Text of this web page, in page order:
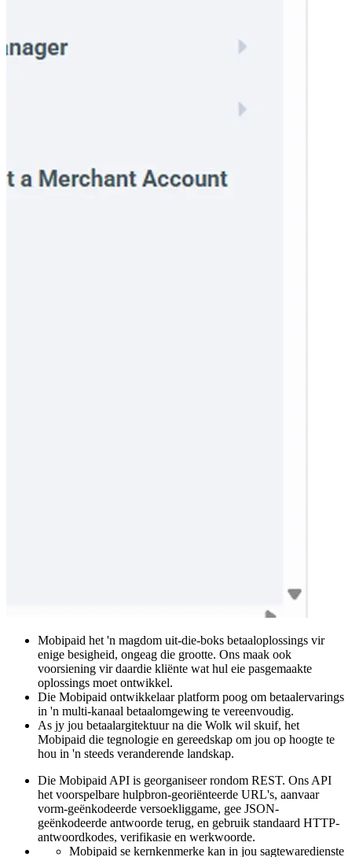
Mobipaid het 'n magdom uit-die-boks betaaloplossings vir
enige besigheid, ongeag die grootte. Ons maak ook
voorsiening vir daardie kliënte wat hul eie pasgemaakte
oplossings moet ontwikkel.
Die Mobipaid ontwikkelaar platform poog om betaalervarings
in 'n multi-kanaal betaalomgewing te vereenvoudig.
As jy jou betaalargitektuur na die Wolk wil skuif, het
Mobipaid die tegnologie en gereedskap om jou op hoogte te
hou in 'n steeds veranderende landskap.
Die Mobipaid API is georganiseer rondom REST. Ons API
het voorspelbare hulpbron-georiënteerde URL's, aanvaar
vorm-geënkodeerde versoekliggame, gee JSON-
geënkodeerde antwoorde terug, en gebruik standaard HTTP-
antwoordkodes, verifikasie en werkwoorde.
Mobipaid se kernkenmerke kan in jou sagtewaredienste